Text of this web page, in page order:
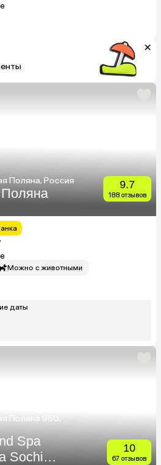
Поляна, Россия 9.7
188 отзывов
Можно с животными
даты
Поляна 960,
Spa
Sochi
10
67 отзывов